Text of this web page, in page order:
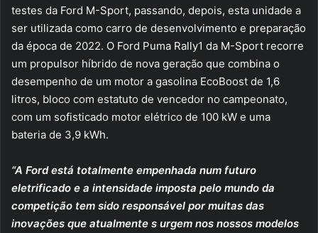
testes da Ford M-Sport, passando, depois, esta unidade a
ser utilizada como carro de desenvolvimento e preparação
da época de 2022. O Ford Puma Rally1 da M-Sport recorre
um propulsor híbrido de nova geração que combina o
desempenho de um motor a gasolina EcoBoost de 1,6
litros, bloco com estatuto de vencedor no campeonato,
com um sofisticado motor elétrico de 100 kW e uma
bateria de 3,9 kWh.
“A Ford está totalmente empenhada num futuro
eletrificado e a intensidade imposta pelo mundo da
competição tem sido responsável por muitas das
inovações que atualmente s urgem nos nossos modelos